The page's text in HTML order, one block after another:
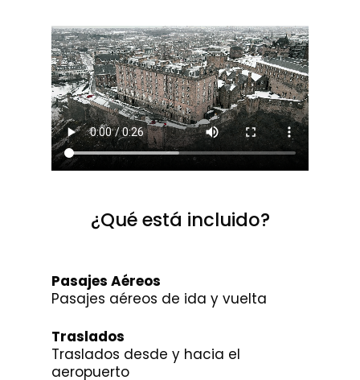
¿Qué está incluido?
Pasajes Aéreos
Pasajes aéreos de ida y vuelta
Traslados
Traslados desde y hacia el
aeropuerto